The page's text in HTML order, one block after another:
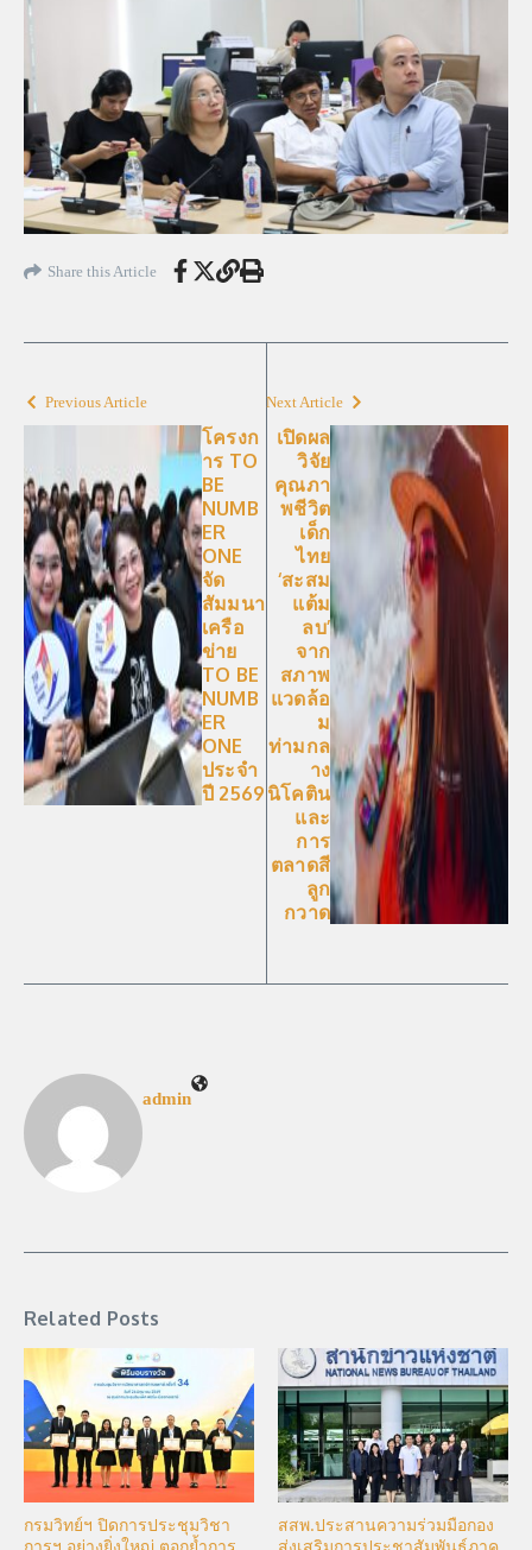
Share this Article
Previous Article
โครงก
าร TO
BE
NUMB
ER
ONE
จัด
สัมมนา
เครือ
ข่าย
TO BE
NUMB
ER
ONE
ประจำ
ปี 2569
Next Article
เปิดผล
วิจัย
คุณภา
พชีวิต
เด็ก
ไทย
‘สะสม
แต้ม
ลบ’
จาก
สภาพ
แวดล้อ
ม
ท่ามกล
าง
นิโคติน
และ
การ
ตลาดสี
ลูก
กวาด
admin
Related Posts
กรมวิทย์ฯ ปิดการประชุมวิชา
การฯ อย่างยิ่งใหญ่ ตอกย้ำการ
สสพ.ประสานความร่วมมือกอง
ส่งเสริมการประชาสัมพันธ์ภาค